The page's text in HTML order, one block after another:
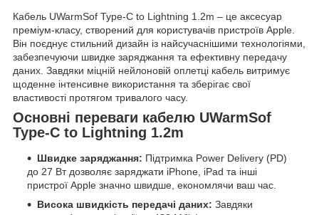
Кабель UWarmSof Type-C to Lightning 1.2m – це аксесуар
преміум-класу, створений для користувачів пристроїв Apple.
Він поєднує стильний дизайн із найсучаснішими технологіями,
забезпечуючи швидке заряджання та ефективну передачу
даних. Завдяки міцній нейлоновій оплетці кабель витримує
щоденне інтенсивне використання та зберігає свої
властивості протягом тривалого часу.
Основні переваги кабелю UWarmSof
Type-C to Lightning 1.2m
Швидке заряджання: Підтримка Power Delivery (PD)
до 27 Вт дозволяє заряджати iPhone, iPad та інші
пристрої Apple значно швидше, економлячи ваш час.
Висока швидкість передачі даних: Завдяки